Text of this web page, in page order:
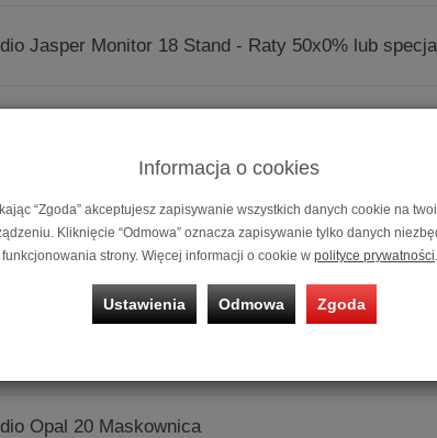
Jasper Monitor 18 Stand - Raty 50x0% lub
Obsidian T.3 (Okleina | Naturalna) - Raty 50x0%
Obsidian T.3 (Okleina | Olejowosk) - Raty
Opal 20 Maskownica
Informacja o cookies
“Zgoda” akceptujesz zapisywanie wszystkich danych cookie na
Kliknięcie “Odmowa” oznacza zapisywanie tylko danych
strony. Więcej informacji o cookie w polityce prywatności.
Ustawienia Odmowa Zgoda